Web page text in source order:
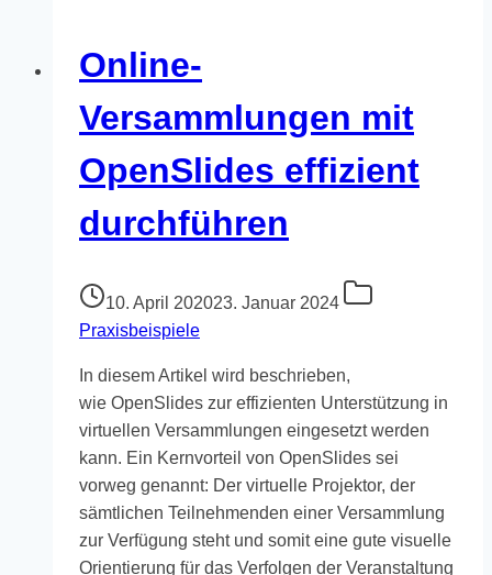
Online-
Versammlungen mit
OpenSlides effizient
durchführen
10. April 202023. Januar 2024
Praxisbeispiele
In diesem Artikel wird beschrieben,
wie OpenSlides zur effizienten Unterstützung in
virtuellen Versammlungen eingesetzt werden
kann. Ein Kernvorteil von OpenSlides sei
vorweg genannt: Der virtuelle Projektor, der
sämtlichen Teilnehmenden einer Versammlung
zur Verfügung steht und somit eine gute visuelle
Orientierung für das Verfolgen der Veranstaltung